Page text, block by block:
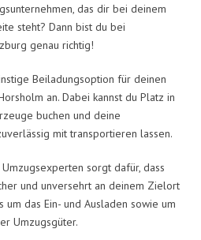
das dir bei deinem
steht? Dann bist du bei
genau richtig!
Beiladungsoption für deinen
an. Dabei kannst du Platz in
buchen und deine
mit transportieren lassen.
sorgt dafür, dass
und unversehrt an deinem Zielort
um das Ein- und Ausladen sowie um
Umzugsgüter.